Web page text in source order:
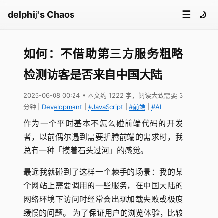
delphij's Chaos ☰ 🌙
如何：不借助第三方服务粗略
检测访客是否来自中国大陆
2026-06-08 00:24 • 本文约 1222 字，阅读大致需要 3
分钟
Development #JavaScript #前端 #AI
作为一个平时基本不怎么碰前端代码的开发
者，以前偶尔遇到需要折腾前端的需求时，我
总有一种「摸着石头过河」的感觉。
最近我就碰到了这样一个棘手的场景：我的某
个网站上需要调用的一些服务，在中国大陆的
网络环境下访问时经常会出现加载失败或极度
缓慢的问题。 为了保证用户的浏览体验，比较